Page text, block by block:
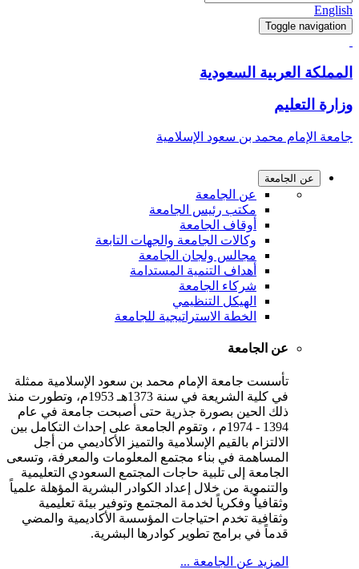
English
Toggle navigation
المملكة العربية السعودية
وزارة التعليم
جامعة الإمام محمد بن سعود الإسلامية
عن الجامعة
عن الجامعة
مكتب رئيس الجامعة
أوقاف الجامعة
وكالات الجامعة والجهات التابعة
مجالس ولجان الجامعة
أهداف التنمية المستدامة
شركاء الجامعة
الهيكل التنظيمي
الخطة الاستراتيجية للجامعة
عن الجامعة
تأسست جامعة الإمام محمد بن سعود الإسلامية ممثلة
في كلية الشريعة في سنة 1373هـ 1953م، وتطورت منذ
ذلك الحين بصورة جذرية حتى أصبحت جامعة في عام
1394 - 1974م ، وتقوم الجامعة على إحداث التكامل بين
الالتزام بالقيم الإسلامية والتميز الأكاديمي من أجل
المساهمة في بناء مجتمع المعلومات والمعرفة، وتسعى
الجامعة إلى تلبية حاجات المجتمع السعودي التعليمية
والتنموية من خلال إعداد الكوادر البشرية المؤهلة علمياً
وثقافياً وفكرياً لخدمة المجتمع وتوفير بيئة تعليمية
وثقافية تخدم احتياجات المؤسسة الأكاديمية والمضي
قدماً في برامج تطوير كوادرها البشرية.
المزيد عن الجامعة ...